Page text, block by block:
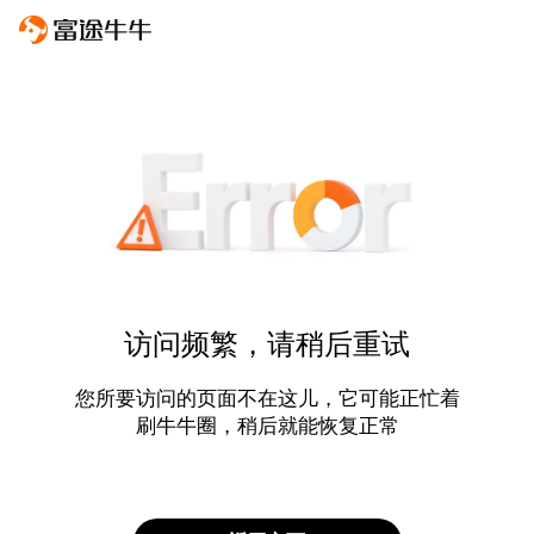
访问频繁，请稍后重试
您所要访问的页面不在这儿，它可能正忙着
刷牛牛圈，稍后就能恢复正常